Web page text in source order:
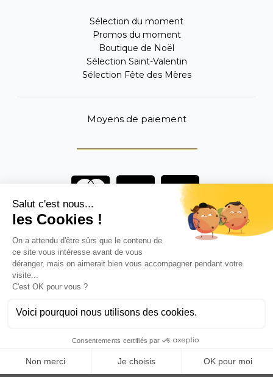
Sélection du moment
Promos du moment
Boutique de Noël
Sélection Saint-Valentin
Sélection Fête des Mères
Moyens de paiement
Vous êtes un professionnel ?
Anoq bénéficie du soutien financier de la région Hauts de